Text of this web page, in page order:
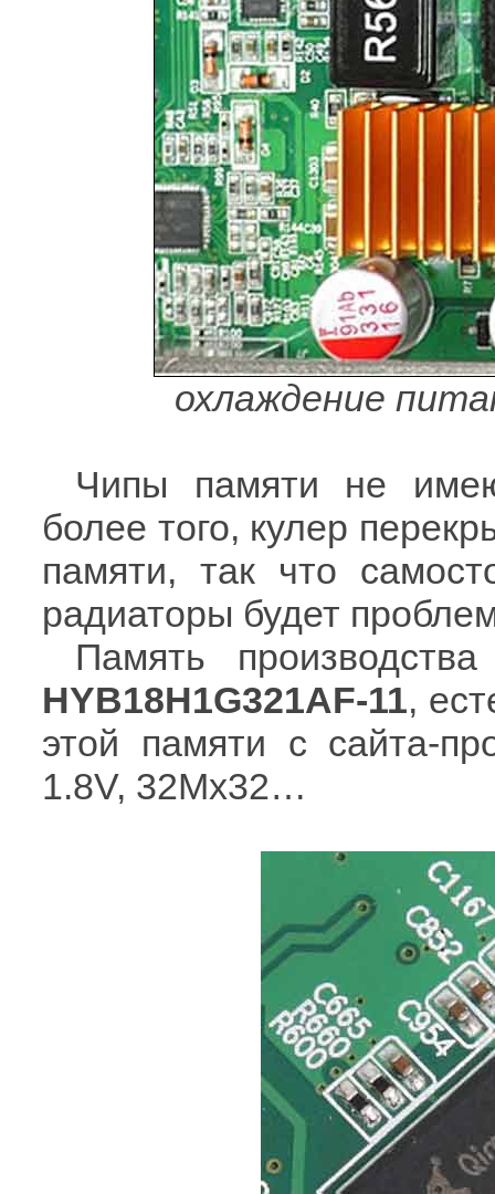
охлаждение
Чипы памяти не
более того, кулер
памяти, так что
радиаторы будет
Память
HYB18H1G321AF-11,
этой памяти с сайта-
1.8V, 32Mx32…